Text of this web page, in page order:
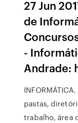
27 Jun
de
-
Andrade:
pastas,
trabalho, área